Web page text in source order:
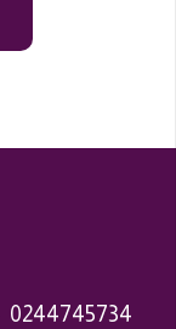
0244745734